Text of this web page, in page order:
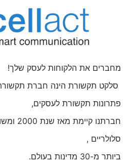
מחברים את הלקוחות לעסק שלך!
סלקט תקשורת הינה חברת
פתרונות תקשורת לעסקים,
סלולריים ,
ביותר מ-30 מדינות בעולם.